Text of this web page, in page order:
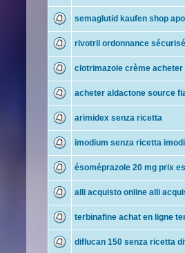
semaglutid kaufen shop
rivotril ordonnance
clotrimazole crème
acheter aldactone source
arimidex senza ricetta
imodium senza ricetta
ésoméprazole 20 mg prix
alli acquisto online alli
terbinafine achat en ligne
diflucan 150 senza ricetta